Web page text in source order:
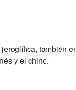
también
y el chino.